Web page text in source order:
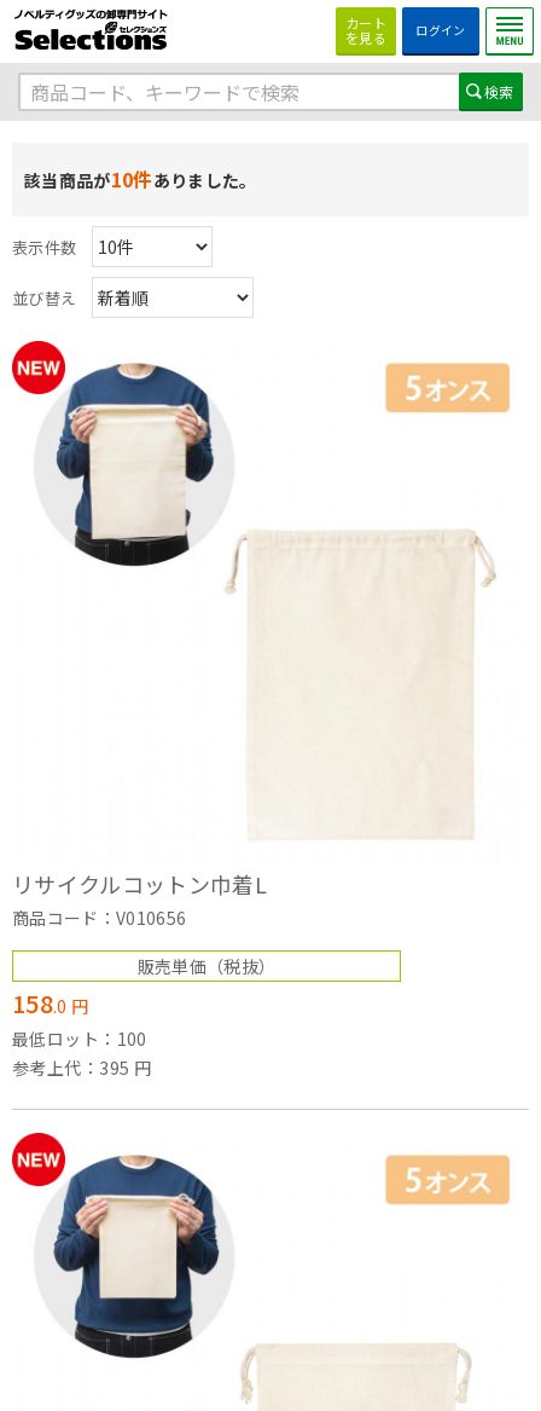
カート
を見る ログイン
該当商品が10件ありました。
表示件数
並び替え
リサイクルコットン巾着L
商品コード：V010656
販売単価 （税抜）
158.0 円
最低ロット：100
参考上代：395 円